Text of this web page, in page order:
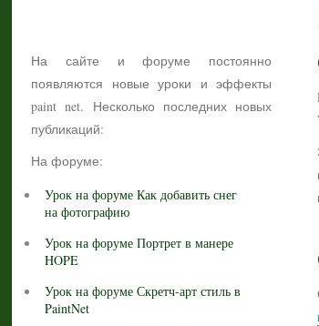
На сайте и форуме постоянно
появляются новые уроки и эффекты
paint net. Несколько последних новых
публикаций:
На форуме:
Урок на форуме Как добавить снег
на фотографию
Урок на форуме Портрет в манере
HOPE
Урок на форуме Скретч-арт стиль в
PaintNet